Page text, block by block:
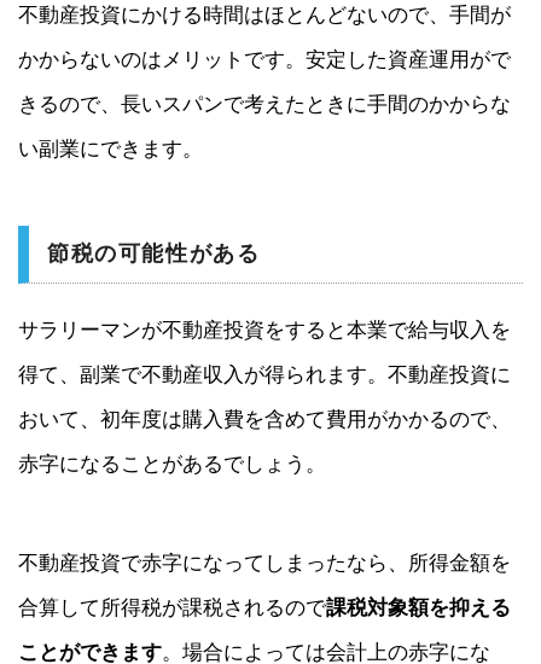
不動産投資にかける時間はほとんどないので、手間が
かからないのはメリットです。安定した資産運用がで
きるので、長いスパンで考えたときに手間のかからな
い副業にできます。
節税の可能性がある
サラリーマンが不動産投資をすると本業で給与収入を
得て、副業で不動産収入が得られます。不動産投資に
おいて、初年度は購入費を含めて費用がかかるので、
赤字になることがあるでしょう。
不動産投資で赤字になってしまったなら、所得金額を
合算して所得税が課税されるので課税対象額を抑える
ことができます。場合によっては会計上の赤字にな